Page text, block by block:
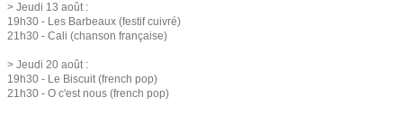
> Jeudi 13 août :
19h30 - Les Barbeaux (festif cuivré)
21h30 - Cali (chanson française)
> Jeudi 20 août :
19h30 - Le Biscuit (french pop)
21h30 - O c'est nous (french pop)